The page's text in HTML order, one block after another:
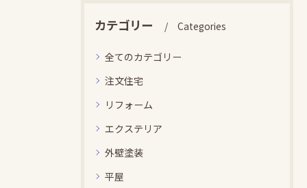
カテゴリー Categories
全てのカテゴリー
注文住宅
リフォーム
エクステリア
外壁塗装
平屋